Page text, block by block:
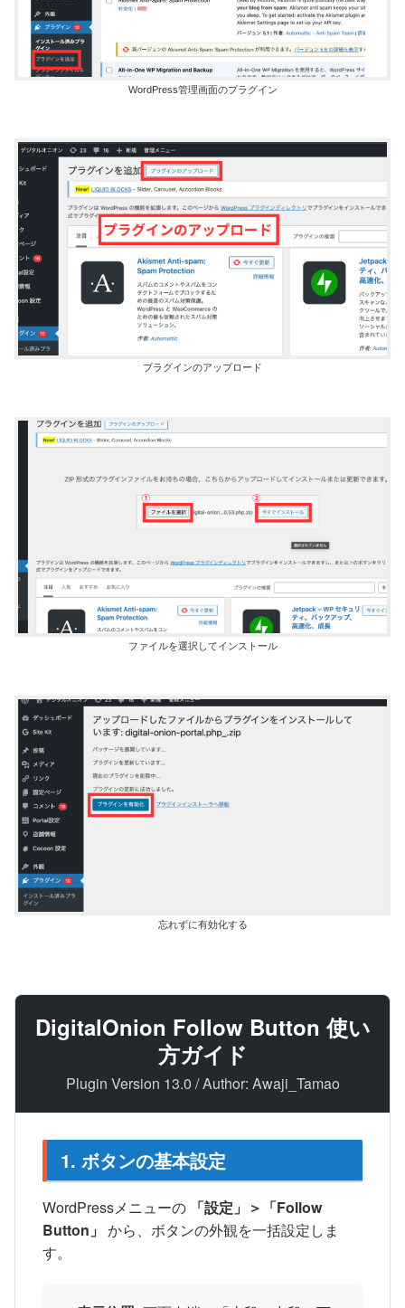
WordPress管理画面のプラグイン
プラグインのアップロード
ファイルを選択してインストール
忘れずに有効化する
DigitalOnion Follow Button 使い
方ガイド
Plugin Version 13.0 / Author: Awaji_Tamao
1. ボタンの基本設定
WordPressメニューの 「設定」＞「Follow
Button」 から、ボタンの外観を一括設定しま
す。